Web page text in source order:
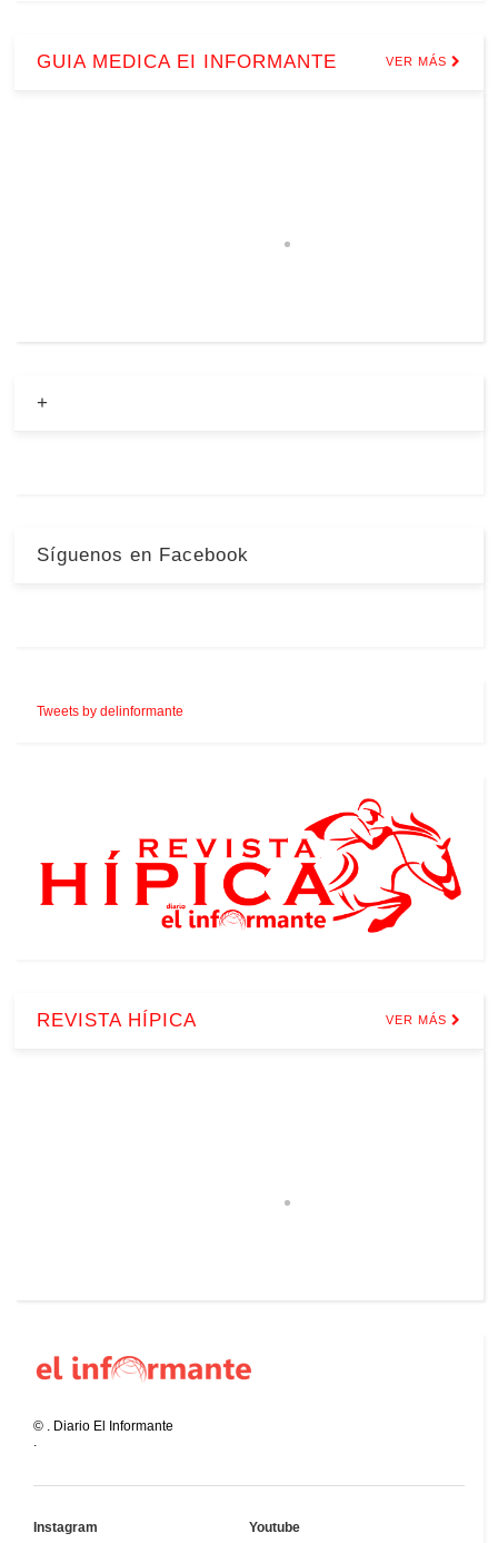
GUIA MEDICA EI INFORMANTE VER MÁS
+
Síguenos en Facebook
Tweets by delinformante
REVISTA HÍPICA VER MÁS
© . Diario El Informante
.
Instagram Youtube